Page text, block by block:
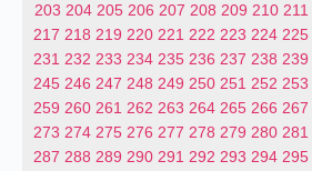
203 204 205 206 207 208 209 210 211
217 218 219 220 221 222 223 224 225
231 232 233 234 235 236 237 238 239
245 246 247 248 249 250 251 252 253
259 260 261 262 263 264 265 266 267
273 274 275 276 277 278 279 280 281
287 288 289 290 291 292 293 294 295